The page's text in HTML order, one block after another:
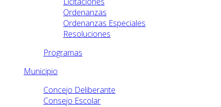
Ordenanzas
Ordenanzas Especiales
Resoluciones
Programas
Municipio
Concejo Deliberante
Consejo Escolar